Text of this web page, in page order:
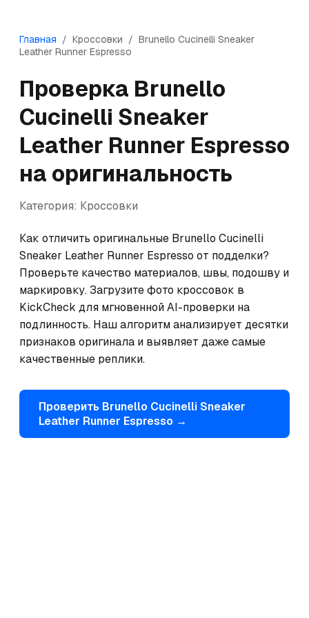
Главная / Кроссовки / Brunello Cucinelli Sneaker
Leather Runner Espresso
Проверка Brunello
Cucinelli Sneaker
Leather Runner Espresso
на оригинальность
Категория: Кроссовки
Как отличить оригинальные Brunello Cucinelli
Sneaker Leather Runner Espresso от подделки?
Проверьте качество материалов, швы, подошву и
маркировку. Загрузите фото кроссовок в
KickCheck для мгновенной AI-проверки на
подлинность. Наш алгоритм анализирует десятки
признаков оригинала и выявляет даже самые
качественные реплики.
Проверить Brunello CucinelliSneaker
Leather Runner Espresso →